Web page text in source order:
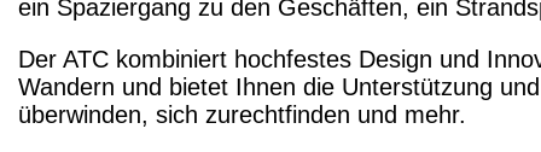
ein Spaziergang zu den Geschäften, ein
Der ATC kombiniert hochfestes Design und
Wandern und bietet Ihnen die Unterstützung
überwinden, sich zurechtfinden und mehr.